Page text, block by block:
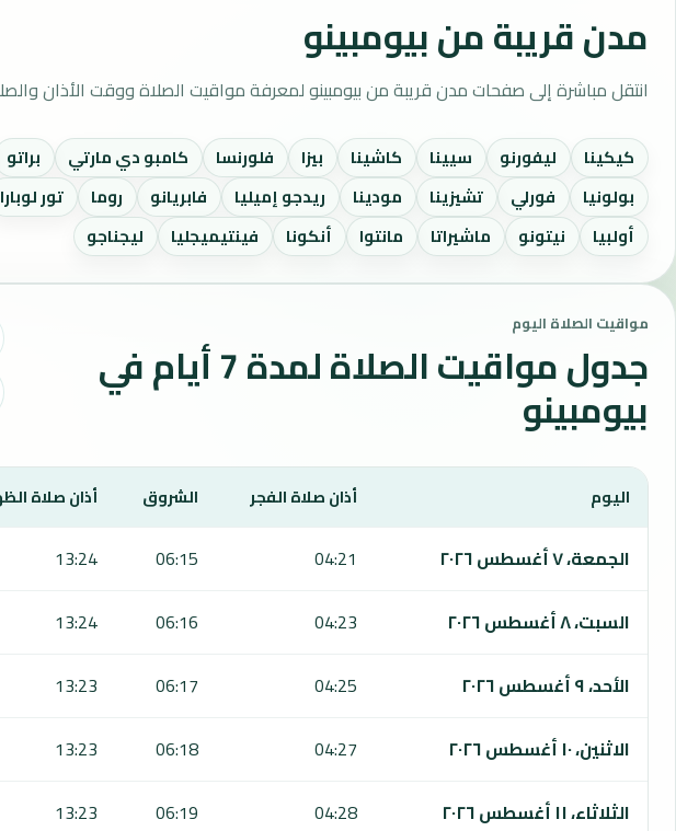
مدن قريبة من بيومبينو
انتقل مباشرة إلى صفحات مدن قريبة من بيومبينو لمعرفة مواقيت الصلاة ووقت الأذان
كيكينا ليفورنو سيينا كاشينا بيزا فلورنسا كامبو دي مارتي براتو
بولونيا
فورلي تشيزينا مودينا ريدجو إميليا فابريانو روما تور لوبارا
أولبيا
نيتونو ماشيراتا مانتوا أنكونا فينتيميجليا ليجناجو
مواقيت الصلاة اليوم
جدول مواقيت الصلاة لمدة 7 أيام في
بيومبينو
يعرض هذا الجدول مواقيت الصلاة لمدة 7 أيام في بيومبينو، بما يشمل الفجر والشروق والظهر والعصر والمغرب والعشاء.
اليوم أذان صلاة الفجر الشروق أذان صلاة
الجمعة، ٧ أغسطس ٢٠٢٦ 04:21
06:15
13:24
السبت، ٨ أغسطس ٢٠٢٦
04:23
06:16
13:24
الأحد، ٩ أغسطس ٢٠٢٦
04:25
06:17
13:23
الاثنين، ١٠ أغسطس ٢٠٢٦
04:27
06:18
13:23
الثلاثاء، ١١ أغسطس ٢٠٢٦
04:28
06:19
13:23